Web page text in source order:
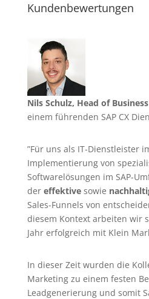
Kundenbewertungen
Nils Schulz, Head of
einem führenden SAP CX
”Für uns als IT-Dienstleister
Implementierung von
Softwarelösungen im SAP-
der effektive sowie
Sales-Funnels von
diesem Kontext arbeiten wir
Jahr erfolgreich mit Klein
In dieser Zeit wurden die
Marketing zu einem festen
Leadgenerierungund somit